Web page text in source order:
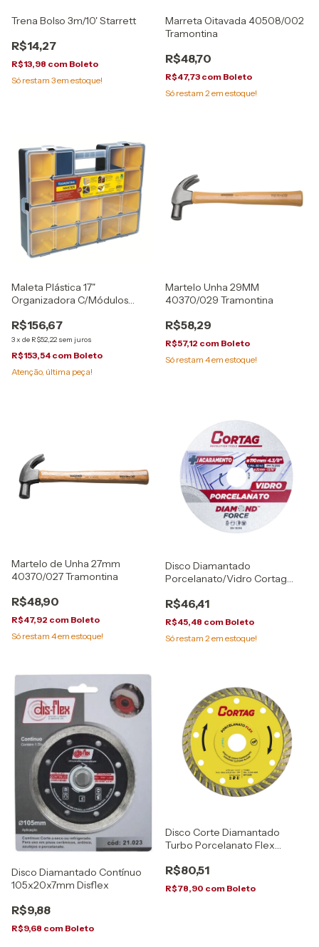
Trena Bolso 3m/10' Starrett
R$14,27
R$13,98 com Boleto
Só restam 3em estoque!
Marreta Oitavada 40508/002
Tramontina
R$48,70
R$47,73 com Boleto
Só restam 2em estoque!
Maleta Plástica 17"
Organizadora C/Módulos
R$156,67
3x de R$52,22 sem juros
R$153,54 com Boleto
Atenção, última peça!
Martelo Unha 29MM
40370/029 Tramontina
R$58,29
R$57,12 com Boleto
Só restam 4em estoque!
Martelo de Unha 27mm
40370/027 Tramontina
R$48,90
R$47,92 com Boleto
Só restam 4em estoque!
Disco Diamantado
Porcelanato/Vidro Cortag
R$46,41
R$45,48 com Boleto
Só restam 2em estoque!
Disco Diamantado Contínuo
105x20x7mm Disflex
R$9,88
R$9,68 com Boleto
Disco Corte Diamantado
Turbo Porcelanato Flex
R$80,51
R$78,90 com Boleto